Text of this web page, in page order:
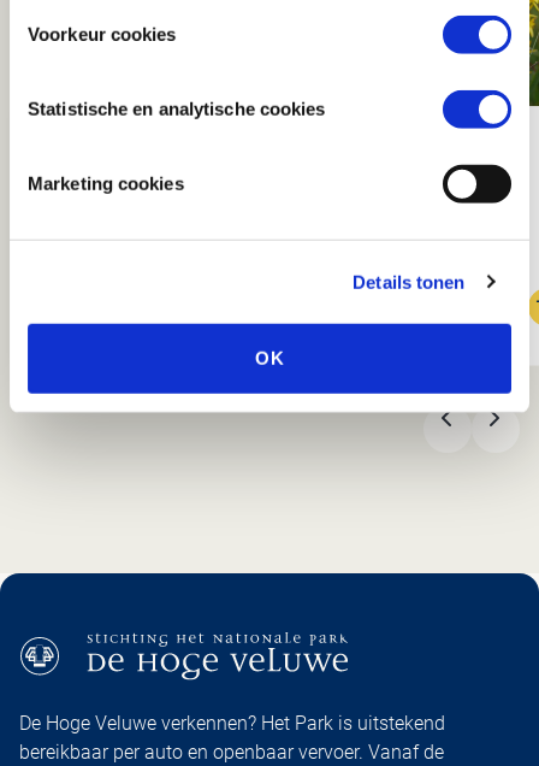
Voorkeur cookies
Statistische en analytische cookies
Marketing cookies
Details tonen
OK
VLEUGELTJESBLOEM
De Hoge Veluwe verkennen? Het Park is uitstekend
bereikbaar per auto en openbaar vervoer. Vanaf de